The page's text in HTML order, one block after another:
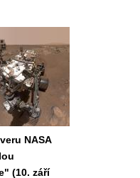
NASA
(10. září